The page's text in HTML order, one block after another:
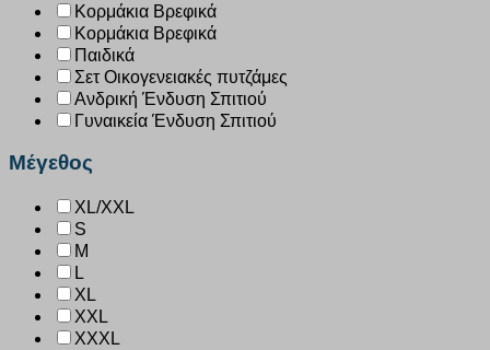
Κορμάκια Βρεφικά
Κορμάκια Βρεφικά
Παιδικά
Σετ Οικογενειακές πυτζάμες
Ανδρική Ένδυση Σπιτιού
Γυναικεία Ένδυση Σπιτιού
Μέγεθος
XL/XXL
S
M
L
XL
XXL
XXXL